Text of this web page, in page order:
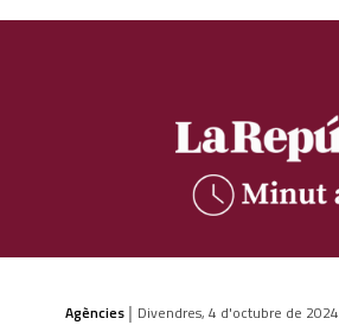
Agències | Divendres, 4 d'octubre de 2024